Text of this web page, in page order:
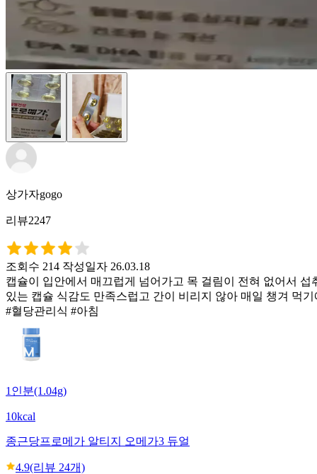
상가자gogo
리뷰2247
조회수 214 작성일자 26.03.18
캡슐이 입안에서 매끄럽게 넘어가고 목 걸림이 전혀 없어서
있는 캡슐 식감도 만족스럽고 간이 비리지 않아 매일 챙겨 먹
#혈당관리식 #아침
1인분(1.04g)
10kcal
종근당프로메가 알티지 오메가3 듀얼
4.9(리뷰 24개)